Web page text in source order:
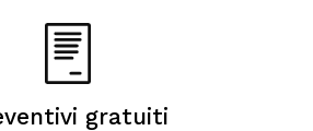
gratuiti